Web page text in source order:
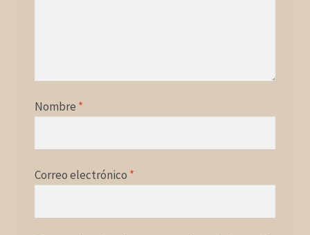
Nombre *
Correo electrónico *